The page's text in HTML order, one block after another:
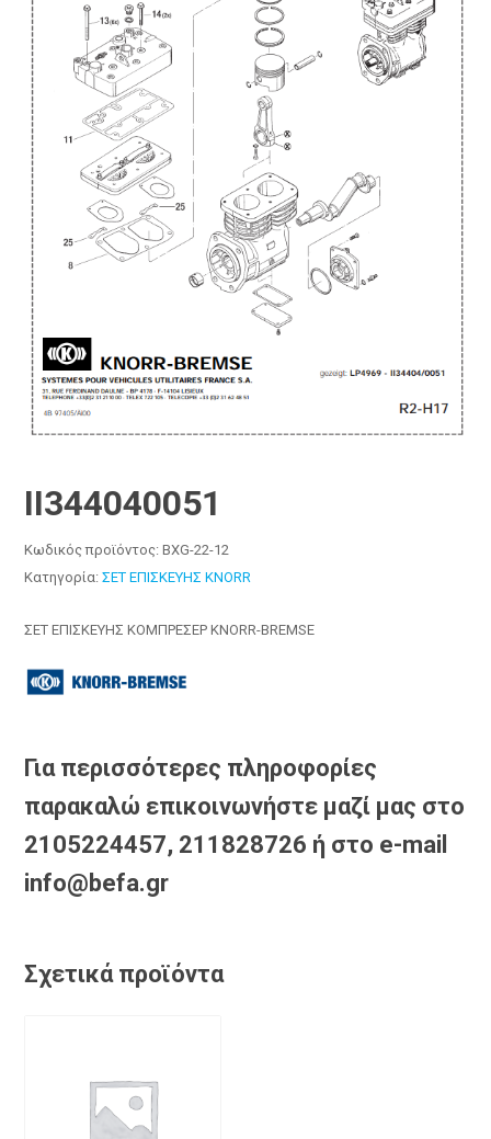
II344040051
Κωδικός προϊόντος:BXG-22-12
Κατηγορία:ΣΕΤ ΕΠΙΣΚΕΥΗΣ KNORR
ΣΕΤ ΕΠΙΣΚΕΥΗΣ ΚΟΜΠΡΕΣΕΡ KNORR-BREMSE
Για περισσότερες πληροφορίες
παρακαλώ επικοινωνήστε μαζί μας στο
2105224457, 211828726 ή στο e-mail
info@befa.gr
Σχετικά προϊόντα